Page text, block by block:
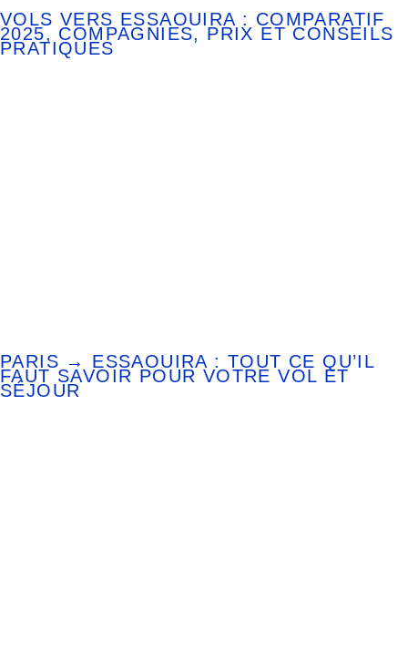
VOLS VERS ESSAOUIRA : COMPARATIF
2025, COMPAGNIES, PRIX ET CONSEILS
PRATIQUES
PARIS → ESSAOUIRA : TOUT CE QU’IL
FAUT SAVOIR POUR VOTRE VOL ET
SÉJOUR